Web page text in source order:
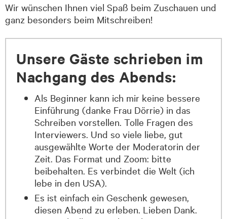
Wir wünschen Ihnen viel Spaß beim Zuschauen und
ganz besonders beim Mitschreiben!
Unsere Gäste schrieben im
Nachgang des Abends:
Als Beginner kann ich mir keine bessere
Einführung (danke Frau Dörrie) in das
Schreiben vorstellen. Tolle Fragen des
Interviewers. Und so viele liebe, gut
ausgewählte Worte der Moderatorin der
Zeit. Das Format und Zoom: bitte
beibehalten. Es verbindet die Welt (ich
lebe in den USA).
Es ist einfach ein Geschenk gewesen,
diesen Abend zu erleben. Lieben Dank.